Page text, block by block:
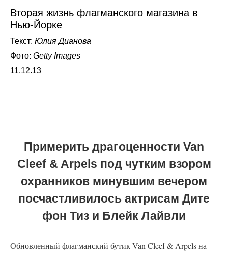
Вторая жизнь флагманского магазина в
Нью-Йорке
Текст: Юлия Дианова
Фото: Getty Images
11.12.13
Примерить драгоценности Van
Cleef & Arpels под чутким взором
охранников минувшим вечером
посчастливилось актрисам Дите
фон Тиз и Блейк Лайвли
Обновленный флагманский бутик Van Cleef & Arpels на